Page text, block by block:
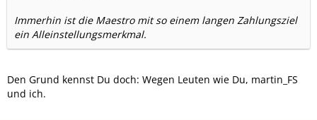
Immerhin ist die Maestro mit so einem langen Zahlungsziel
ein Alleinstellungsmerkmal.
Den Grund kennst Du doch: Wegen Leuten wie Du, martin_FS
und ich.